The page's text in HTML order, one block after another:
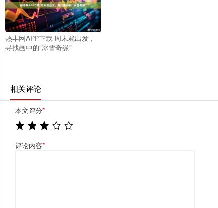
热丰网APP下载 周末就出发，
寻找画中的“冰雪奇缘”
相关评论
本文评分*
评论内容*